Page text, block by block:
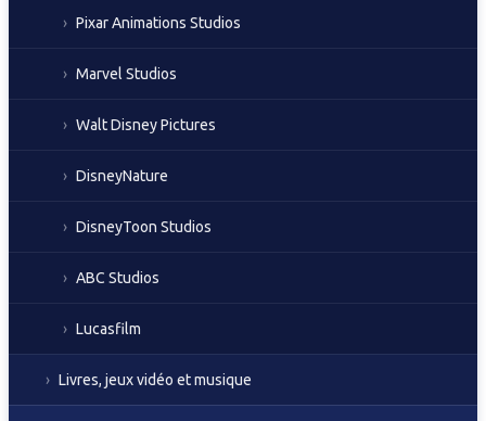
Pixar Animations Studios
Marvel Studios
Walt Disney Pictures
DisneyNature
DisneyToon Studios
ABC Studios
Lucasfilm
Livres, jeux vidéo et musique